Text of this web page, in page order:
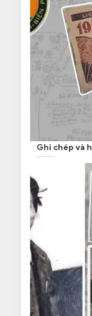
Ghi chép và